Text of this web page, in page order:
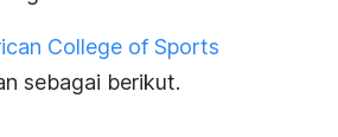
College of Sports
sebagai berikut.